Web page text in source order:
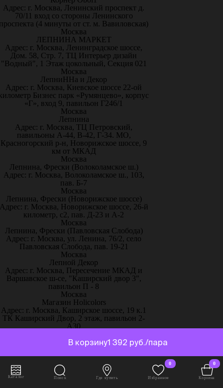
1 392 руб./пара
В корзину
Адрес: г. Москва, Ленинский проспект д.
70/11 вход со стороны Ленинского
(4 минуты от ст. м. Вавиловская)
Москва
ЛЕПНИНА МАРКЕТ
Адрес: г. Москва, Ленинградское шоссе,
Дом. 58, Стр. 7, ТЦ Интерьер дизайн
"Водный", 1 Этаж цокольный, Секция 021
Москва
ЛепниННа и Декор
Адрес: г. Москва, Киевское шоссе 22-ой
Бизнес парк «Румянцево», корпус
«Г», вход 9, павильон Г246/1
Москва
Лепнина
Адрес: г. Москва, ТЦ Петровский,
павильоны А-44, В-42, Г-34. МО,
Красногорский р-н, Новорижское шоссе, 9
км от МКАД
Москва
Лепнина, Фрески (Волоколамское ш.)
Адрес: г. Москва, Волоколамское ш., 103,
пав. Б-7
Москва
Лепнина, Фрески (Новорижское шоссе)
г. Москва, Новорижское шоссе, 26-й
километр, с2, пав. Д-23 и А-2
Москва
Лепнина, Фрески (Павловская Слобода)
Адрес: г. Москва, ул. Ленина, 76/2, село
Павловская Слобода, пав. 19-21
Москва
Лепной Декор
Адрес: г. Москва, Пересечение МКАД и
Варшавское ш-се, "Каширский двор 3",
павильон П - 8
Москва
Магазин Holicolors
Адрес: г. Москва, Каширское шоссе, 19 к.1
ТК Каширский Двор, 2 этаж, павильон 2-
А30
Магазин Sherwinstore
24, павильон 3, блок 10с, место 130
Москва
ООО Паркет-Авeню
г. Москва, Ленинградское ш, дом 25.
Каталог Поиск Где купить
0
Избранное
0
Корзина